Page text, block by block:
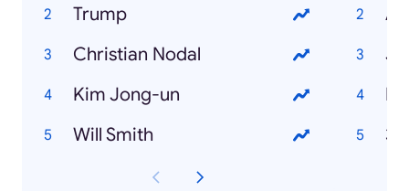
Trump
Christian Nodal
Kim Jong-un
Will Smith